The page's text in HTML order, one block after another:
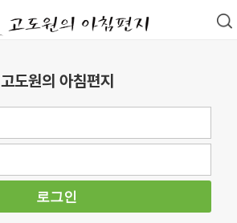
고도원의 아침편지
로그인